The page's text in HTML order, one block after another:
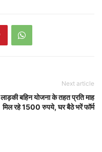
Next article
लाड़की बहिन योजना के तहत प्रति माह
मिल रहे 1500 रुपये, घर बैठे भरें फॉर्म